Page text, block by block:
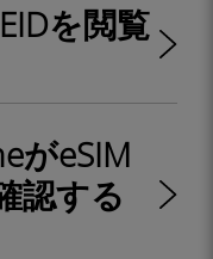
を閲覧
がeSIM
認する